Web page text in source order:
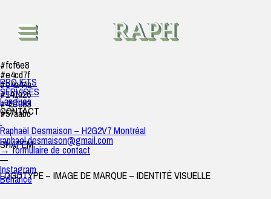
PROJETS
SERVICES
Langues
CONTACT
.
Raphaël Desmaison – H2G2V7 Montréal
raphael.desmaison@gmail.com
→ formulaire de contact
—
Instagram
Béhance
RAPH
#fcf6e8
#e4cd7f
#e4a44a
#141a26
#457083
#57aabc
SHAPEM
LOGOTYPE – IMAGE DE MARQUE – IDENTITÉ VISUELLE